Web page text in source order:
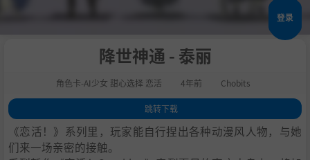
登录
降世神通 - 泰丽
角色卡-AI少女 甜心选择 恋活 4年前 Chobits
跳转下载
1.游戏亮点
2.人物卡一览
《恋活！》系列里，玩家能自行捏出各种动漫风人物，与她
们来一场亲密的接触。